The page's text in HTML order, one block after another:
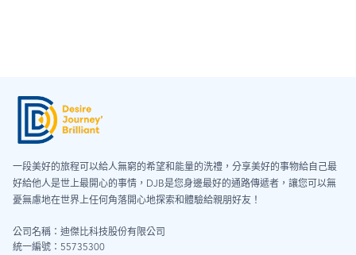
一段美好的旅程可以給人無窮的希望和能量的洗禮，分享美好的事物給自己最
好給他人是世上最開心的事情，DJB是您身邊最好的通路傳遞者，讓您可以無
憂無慮地在世界上任何角落開心地探索和體驗給親朋好友！
公司名稱：迪傑比科技股份有限公司
統一編號：55735300